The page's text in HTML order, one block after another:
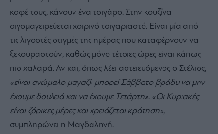
καφέ τους, κάνουν ένα τσιγάρο. Στην κουζίνα
σιγομαγειρεύεται χοιρινό τσιγαριαστό. Είναι μία από
τις λιγοστές στιγμές της ημέρας που καταφέρνουν να
ξεκουραστούν, καθώς μόνο τέτοιες ώρες είναι κάπως
πιο χαλαρά. Αν και, όπως λέει αστειευόμενος ο Στέλιος,
«είναι ανώμαλο μαγαζί· μπορεί Σάββατο βράδυ να μην
έχουμε δουλειά και να έχουμε Τετάρτη». «Οι Κυριακές
είναι ζόρικες μέρες και χρειάζεται κράτηση»,
συμπληρώνει η Μαγδαληνή.